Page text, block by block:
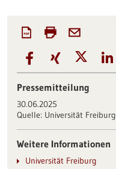
Pressemitteilung
30.06.2025
Quelle: Universität Freiburg
Weitere Informationen
Universität Freiburg